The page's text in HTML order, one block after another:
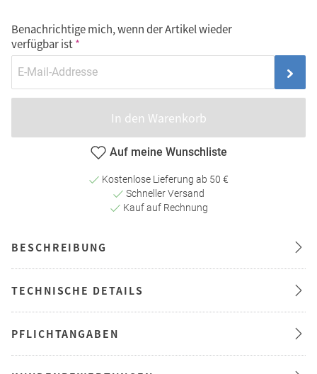
Benachrichtige mich, wenn der Artikel wieder
verfügbar ist
In den Warenkorb
Auf meine Wunschliste
Kostenlose Lieferung ab 50 €
Schneller Versand
Kauf auf Rechnung
BESCHREIBUNG
TECHNISCHE DETAILS
PFLICHTANGABEN